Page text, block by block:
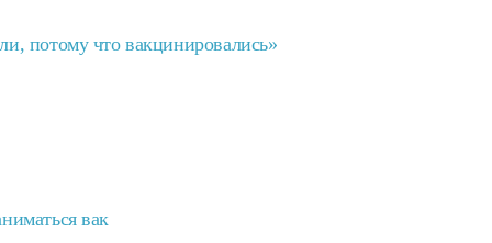
потому что вакцинировались»
вак